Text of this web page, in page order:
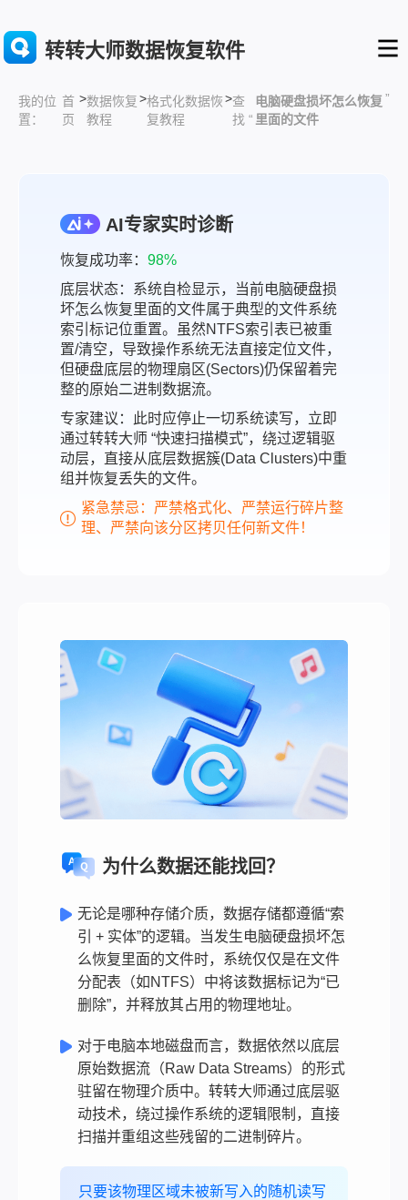
转转大师数据恢复软件
我的位
置：
首
页
>数据恢复
教程
>格式化数据恢
复教程
>查
找 “
电脑硬盘损坏怎么恢复
里面的文件
”
AI专家实时诊断
恢复成功率： 98%
底层状态：系统自检显示，当前电脑硬盘损
坏怎么恢复里面的文件属于典型的文件系统
索引标记位重置。虽然NTFS索引表已被重
置/清空，导致操作系统无法直接定位文件，
但硬盘底层的物理扇区(Sectors)仍保留着完
整的原始二进制数据流。
专家建议：此时应停止一切系统读写，立即
通过转转大师 “快速扫描模式”，绕过逻辑驱
动层，直接从底层数据簇(Data Clusters)中重
组并恢复丢失的文件。
紧急禁忌：严禁格式化、严禁运行碎片整
理、严禁向该分区拷贝任何新文件！
为什么数据还能找回？
无论是哪种存储介质，数据存储都遵循“索
引 + 实体”的逻辑。当发生电脑硬盘损坏怎
么恢复里面的文件时，系统仅仅是在文件
分配表（如NTFS）中将该数据标记为“已
删除”，并释放其占用的物理地址。
对于电脑本地磁盘而言，数据依然以底层
原始数据流（Raw Data Streams）的形式
驻留在物理介质中。转转大师通过底层驱
动技术，绕过操作系统的逻辑限制，直接
扫描并重组这些残留的二进制碎片。
只要该物理区域未被新写入的随机读写